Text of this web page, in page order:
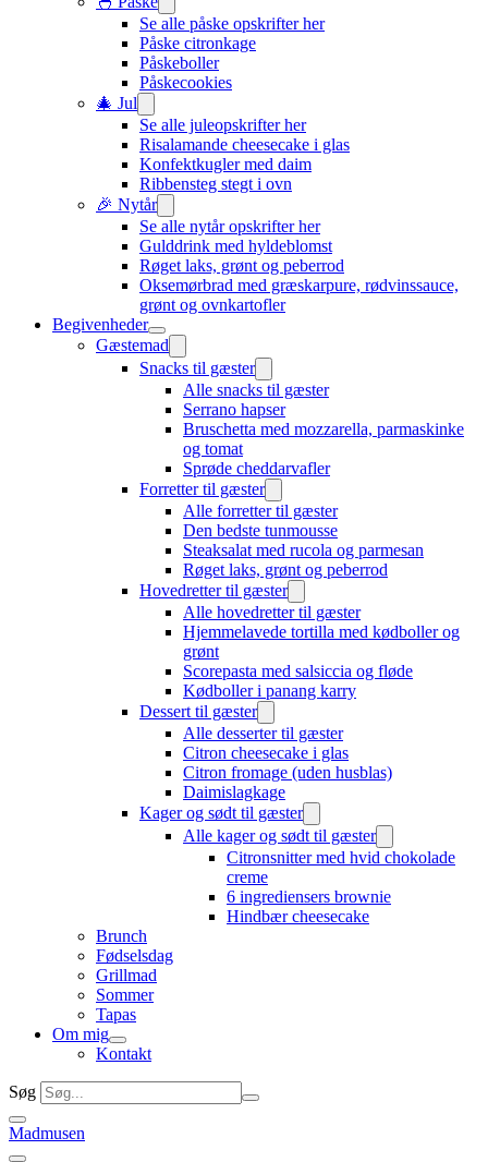
Se alle påske opskrifter her
Påske citronkage
Påskeboller
Påskecookies
🎄 Jul
Se alle juleopskrifter her
Risalamande cheesecake i glas
Konfektkugler med daim
Ribbensteg stegt i ovn
🎉 Nytår
Se alle nytår opskrifter her
Gulddrink med hyldeblomst
Røget laks, grønt og peberrod
Oksemørbrad med græskarpure, rødvinssauce,
grønt og ovnkartofler
Begivenheder
Gæstemad
Snacks til gæster
Alle snacks til gæster
Serrano hapser
Bruschetta med mozzarella, parmaskinke
og tomat
Sprøde cheddarvafler
Forretter til gæster
Alle forretter til gæster
Den bedste tunmousse
Steaksalat med rucola og parmesan
Røget laks, grønt og peberrod
Hovedretter til gæster
Alle hovedretter til gæster
Hjemmelavede tortilla med kødboller og
grønt
Scorepasta med salsiccia og fløde
Kødboller i panang karry
Dessert til gæster
Alle desserter til gæster
Citron cheesecake i glas
Citron fromage (uden husblas)
Daimislagkage
Kager og sødt til gæster
Alle kager og sødt til gæster
Citronsnitter med hvid chokolade
creme
6 ingrediensers brownie
Hindbær cheesecake
Brunch
Fødselsdag
Grillmad
Sommer
Tapas
Om mig
Kontakt
Søg
Madmusen